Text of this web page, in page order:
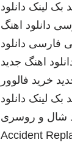
بک لینک دانلود
دانلود اهنگ
فارسی دانلود
اهنگ جدید
خرید فالوور
بک لینک دانلود
شال و روسری
Accident